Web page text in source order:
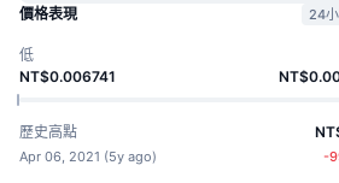
價格表現
24
低
NT$0.006741
歷史高點
Apr 06, 2021 (5y ago) -